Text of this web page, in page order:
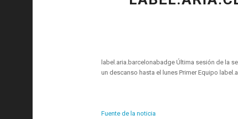
label.aria.barcelonabadge Última sesión de la
un descanso hasta el lunes Primer Equipo
Fuente de la noticia